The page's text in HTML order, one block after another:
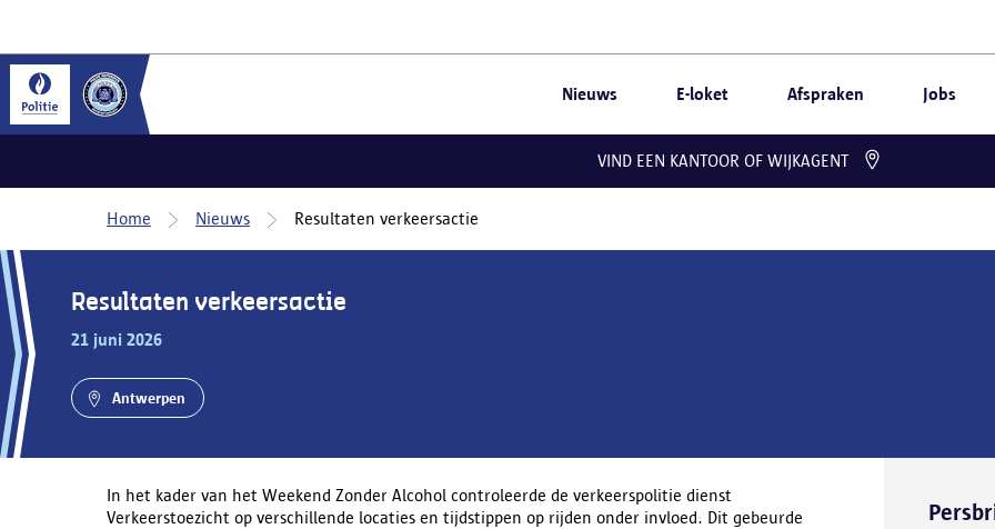
Nieuws E-loket Afspraken Jobs
VIND EEN KANTOOR OF WIJKAGENT
Home Nieuws Resultaten verkeersactie
Resultaten verkeersactie
21 juni 2026
Antwerpen
In het kader van het Weekend Zonder Alcohol controleerde de verkeerspolitie dienst
Verkeerstoezicht op verschillende locaties en tijdstippen op rijden onder invloed. Dit gebeurde